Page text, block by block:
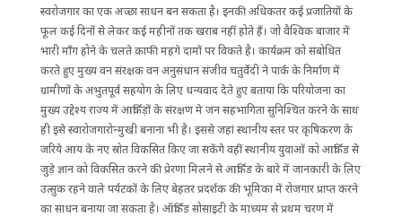
स्वरोजगार का एक अच्छा साधन बन सकता है। इनकी अधिकतर कई प्रजातियों के
फूल कई दिनों से लेकर कई महीनों तक खराब नहीं होते हैं। जो वैश्विक बाजार में
भारी माँग होने के चलते काफी महंगे दामों पर विकते है। कार्यक्रम को संबोधित
करते हुए मुख्य वन संरक्षक वन अनुसंधान संजीव चतुर्वेदी ने पार्क के निर्माण में
ग्रामीणों के अभुतपूर्व सहयोग के लिए धन्यवाद देते हुए बताया कि परियोजना का
मुख्य उद्देश्य राज्य में आर्किड़ों के संरक्षण मे जन सहभागिता सुनिश्चित करने के साथ
ही इसे स्वारोजगारोन्मुखी बनाना भी है। इससे जहां स्थानीय स्तर पर कृषिकरण के
जरिये आय के नए स्रोत विकसित किए जा सकेंगे वहीं स्थानीय युवाओं को आर्किड से
जुड़े ज्ञान को विकसित करने की प्रेरणा मिलने से आर्किड के बारे में जानकारी के लिए
उत्सुक रहने वाले पर्यटकों के लिए बेहतर प्रदर्शक की भूमिका में रोजगार प्राप्त करने
का साधन बनाया जा सकता है। ऑर्किड सोसाइटी के माध्यम से प्रथम चरण में